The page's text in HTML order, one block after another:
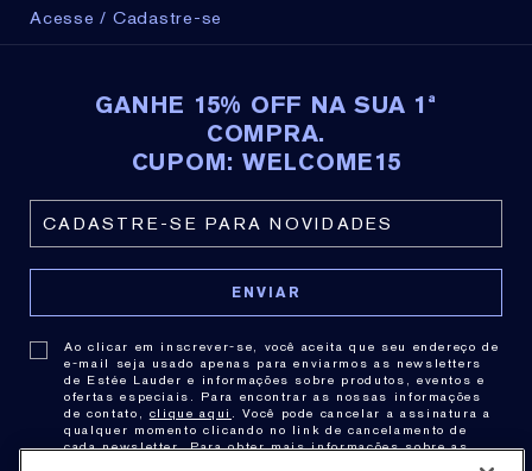
Acesse / Cadastre-se
GANHE 15% OFF NA SUA 1ª
COMPRA.
CUPOM: WELCOME15
Ao clicar em inscrever-se, você aceita que seu endereço de
e-mail seja usado apenas para enviarmos as newsletters
de Estée Lauder e informações sobre produtos, eventos e
ofertas especiais. Para encontrar as nossas informações
de contato, clique aqui . Você pode cancelar a assinatura a
qualquer momento clicando no link de cancelamento de
cada newsletter. Para obter mais informações sobre as